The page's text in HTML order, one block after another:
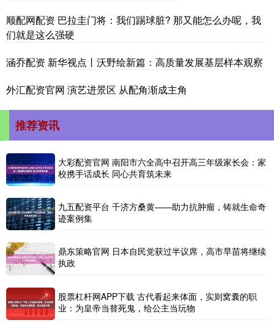
顺配网配资 巴拉圭门将：我们踢球脏? 那又能怎么办呢，我
们就是这么强硬
涵乔配资 新华视点丨沃野绘新篇：高质量发展基层样本观察
外汇配资官网 演艺进景区 从配角渐成主角
推荐资讯
大彩配资官网 南阳市六全高中召开高三年级家长会：家
校携手话成长 同心共育筑未来
九五配资平台 千济方桑黄——助力抗肿瘤，铸就生命奇
迹案例集
鼎东策略官网 日本自民党获过半议席，高市早苗将继续
执政
股票杠杆网APP下载 古代看起来体面，实则窝囊的职
业：为皇帝当替死鬼，给公主当玩物